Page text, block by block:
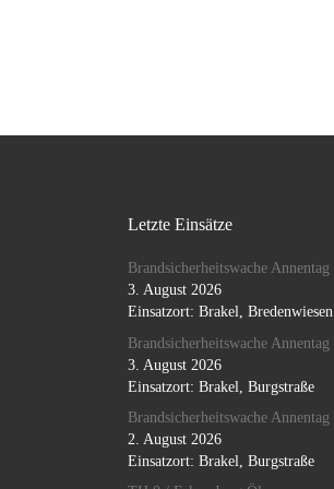
Letzte Einsätze
Brandsicherheitswache Annentag
3. August 2026
Einsatzort: Brakel, Bredenwiesen
Brandsicherheitswache Annentag
3. August 2026
Einsatzort: Brakel, Burgstraße
Brandsicherheitswache Annentag
2. August 2026
Einsatzort: Brakel, Burgstraße